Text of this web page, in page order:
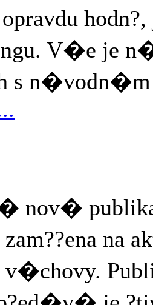
V�e je
n�vodn�m
nov�
zam??ena na